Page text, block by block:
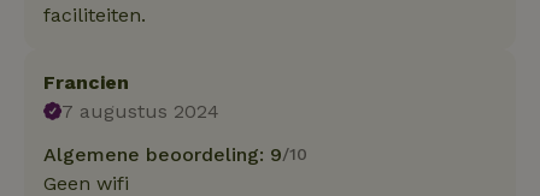
faciliteiten.
Francien
7 augustus 2024
Algemene beoordeling: 9/10
Geen wifi